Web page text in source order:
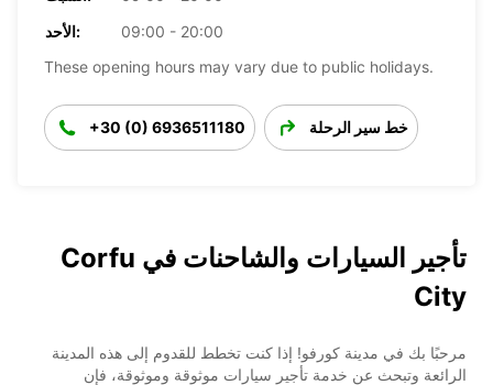
الأحد:
09:00 - 20:00
These opening hours may vary due to public holidays.
+30 (0) 6936511180 خط سير الرحلة
تأجير السيارات والشاحنات في Corfu
City
مرحبًا بك في مدينة كورفو! إذا كنت تخطط للقدوم إلى هذه المدينة
الرائعة وتبحث عن خدمة تأجير سيارات موثوقة وموثوقة، فإن